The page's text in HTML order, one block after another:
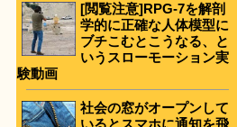
[閲覧注意]RPG-7を解剖
学的に正確な人体模型に
ブチこむとこうなる、と
いうスローモーション実
験動画
社会の窓がオープンして
いるとスマホに通知を飛